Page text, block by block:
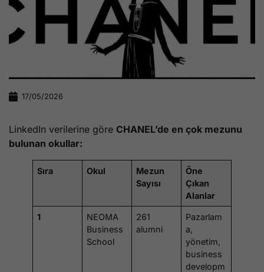
17/05/2026
LinkedIn verilerine göre CHANEL’de en çok mezunu
bulunan okullar:
Sıra Okul
Mezun
Sayısı
Öne
Çıkan
Alanlar
1
NEOMA
Business
School
261
alumni
Pazarlam
a,
yönetim,
business
developm